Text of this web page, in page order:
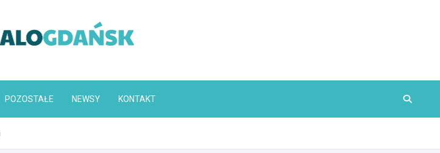
POZOSTAŁE NEWSY KONTAKT